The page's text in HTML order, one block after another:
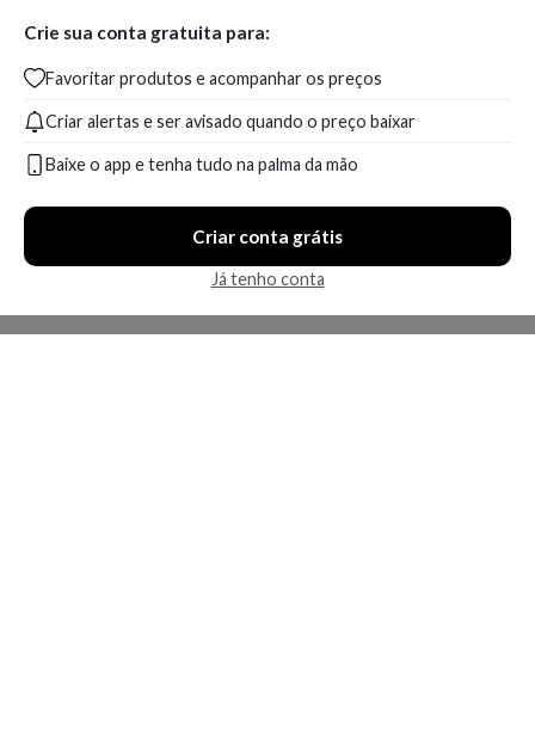
Crie sua conta gratuita para:
Favoritar produtos e acompanhar os preços
Criar alertas e ser avisado quando o preço baixar
Baixe o app e tenha tudo na palma da mão
Criar conta grátis
Já tenho conta